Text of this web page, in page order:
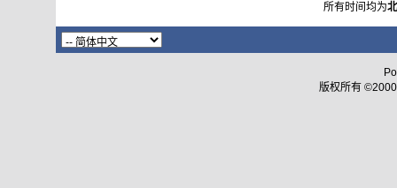
所有时间均为
版权所有